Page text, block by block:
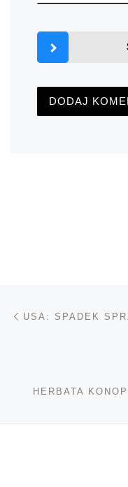
Nawigacja
HERBATA